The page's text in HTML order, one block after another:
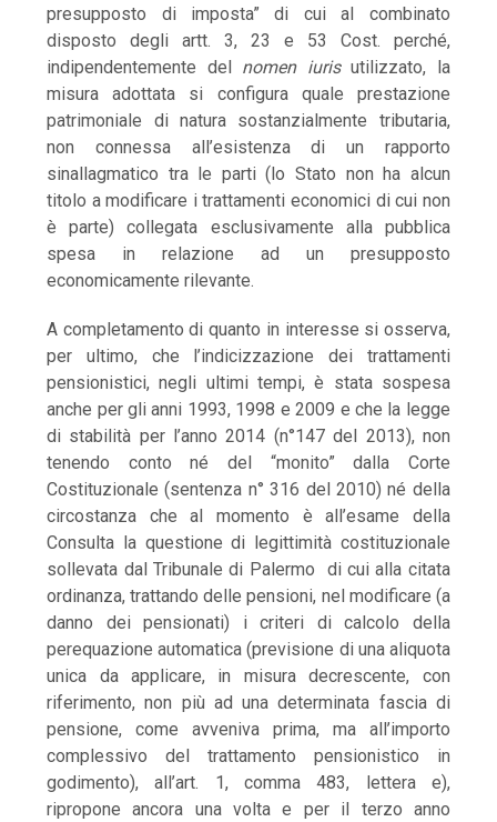
presupposto di imposta” di cui al combinato
disposto degli artt. 3, 23 e 53 Cost. perché,
indipendentemente del nomen iurisutilizzato, la
misura adottata si configura quale prestazione
patrimoniale di natura sostanzialmente tributaria,
non connessa all’esistenza di un rapporto
sinallagmatico tra le parti (lo Stato non ha alcun
titolo a modificare i trattamenti economici di cui non
è parte) collegata esclusivamente alla pubblica
spesa in relazione ad un presupposto
economicamente rilevante.
A completamento di quanto in interesse si osserva,
per ultimo, che l’indicizzazione dei trattamenti
pensionistici, negli ultimi tempi, è stata sospesa
anche per gli anni 1993, 1998 e 2009 e che la legge
di stabilità per l’anno 2014 (n°147 del 2013), non
tenendo conto né del “monito” dalla Corte
Costituzionale (sentenza n° 316 del 2010) né della
circostanza che al momento è all’esame della
Consulta la questione di legittimità costituzionale
sollevata dal Tribunale di Palermo di cui alla citata
ordinanza, trattando delle pensioni, nel modificare (a
danno dei pensionati) i criteri di calcolo della
perequazione automatica (previsione di una aliquota
unica da applicare, in misura decrescente, con
riferimento, non più ad una determinata fascia di
pensione, come avveniva prima, ma all’importo
complessivo del trattamento pensionistico in
godimento), all’art. 1, comma 483, lettera e),
ripropone ancora una volta e per il terzo anno